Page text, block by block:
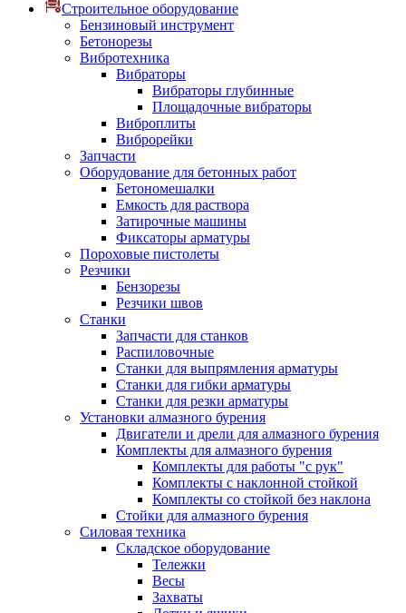
Строительное оборудование
Бензиновый инструмент
Бетонорезы
Вибротехника
Вибраторы
Вибраторы глубинные
Площадочные вибраторы
Виброплиты
Виброрейки
Запчасти
Оборудование для бетонных работ
Бетономешалки
Емкость для раствора
Затирочные машины
Фиксаторы арматуры
Пороховые пистолеты
Резчики
Бензорезы
Резчики швов
Станки
Запчасти для станков
Распиловочные
Станки для выпрямления арматуры
Станки для гибки арматуры
Станки для резки арматуры
Установки алмазного бурения
Двигатели и дрели для алмазного бурения
Комплекты для алмазного бурения
Комплекты для работы "с рук"
Комплекты с наклонной стойкой
Комплекты со стойкой без наклона
Стойки для алмазного бурения
Силовая техника
Складское оборудование
Тележки
Весы
Захваты